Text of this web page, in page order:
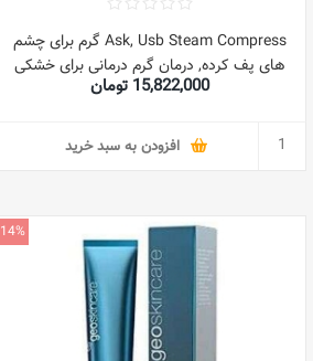
Ask, Usb Steam Compress گرم برای چشم
های پف کرده, درمان گرم درمانی برای خشکی
چشم, شالازیون, بلفاریت, گل مژه (سیاه)
15,822,000 تومان
افزودن به سبد خرید
14%